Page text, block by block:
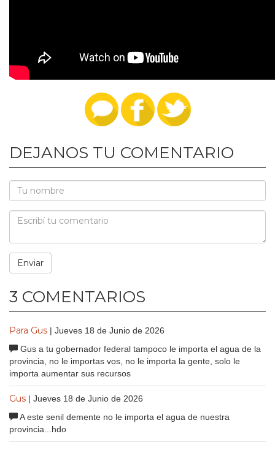
DEJANOS TU COMENTARIO
3 COMENTARIOS
Para Gus | Jueves 18 de Junio de 2026
Gus a tu gobernador federal tampoco le importa el agua de la
provincia, no le importas vos, no le importa la gente, solo le
importa aumentar sus recursos
Gus | Jueves 18 de Junio de 2026
A este senil demente no le importa el agua de nuestra
provincia...hdo